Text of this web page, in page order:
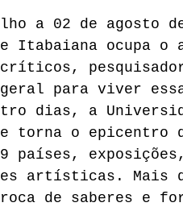
a 02 de agosto
Itabaiana ocupa
para viver
dias, a
torna o epicentro
países,
artísticas.
de saberes e